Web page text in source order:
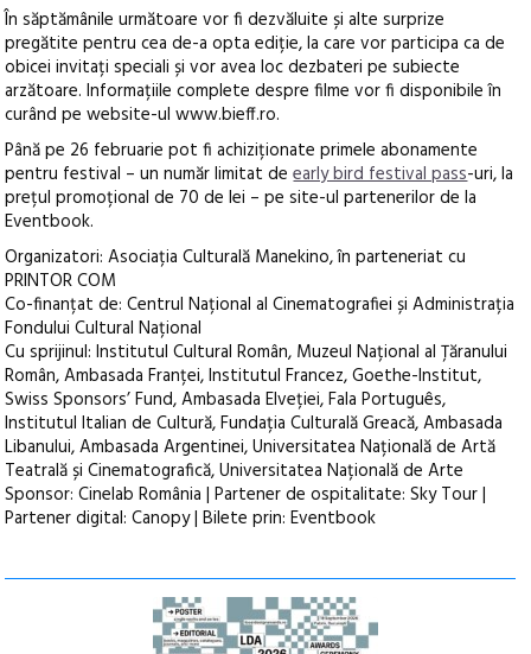
În săptămânile următoare vor fi dezvăluite și alte surprize
pregătite pentru cea de-a opta ediție, la care vor participa ca de
obicei invitați speciali și vor avea loc dezbateri pe subiecte
arzătoare. Informațiile complete despre filme vor fi disponibile în
curând pe website-ul www.bieff.ro.
Până pe 26 februarie pot fi achiziționate primele abonamente
pentru festival – un număr limitat deearly bird festival pass-uri, la
prețul promoțional de 70 de lei – pe site-ul partenerilor de la
Eventbook.
Organizatori: Asociația Culturală Manekino, în parteneriat cu
PRINTOR COM
Co-finanțat de: Centrul Național al Cinematografiei și Administrația
Fondului Cultural Național
Cu sprijinul: Institutul Cultural Român, Muzeul Național al Țăranului
Român, Ambasada Franței, Institutul Francez, Goethe-Institut,
Swiss Sponsors’ Fund, Ambasada Elveției, Fala Português,
Institutul Italian de Cultură, Fundația Culturală Greacă, Ambasada
Libanului, Ambasada Argentinei, Universitatea Națională de Artă
Teatrală și Cinematografică, Universitatea Națională de Arte
Sponsor: Cinelab România | Partener de ospitalitate: Sky Tour |
Partener digital: Canopy | Bilete prin: Eventbook